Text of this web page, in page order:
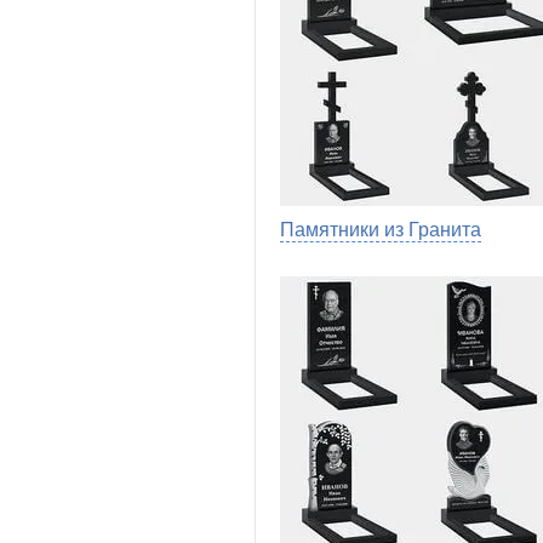
Памятники из Гранита